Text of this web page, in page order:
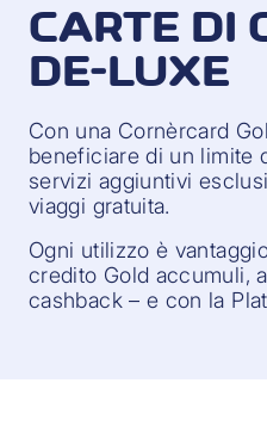
CARTE DI
DE-LUXE
Con una Cornèrcard
beneficiare di un limite
servizi aggiuntivi
viaggi gratuita.
Ogni utilizzo è
credito Gold accumuli,
cashback – e con la